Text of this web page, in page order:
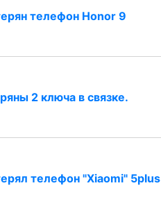
телефон Honor 9
2 ключа в связке.
телефон "Xiaomi" 5plus